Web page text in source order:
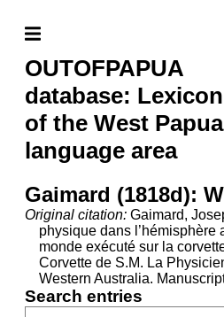
OUTOFPAPUA
database:
of the West
language area
Gaimard (1818d):
Original citation: Gaimard,
physique dans l’hémisphère
monde exécuté sur la
Corvette de S.M. La
Western Australia.
Search entries